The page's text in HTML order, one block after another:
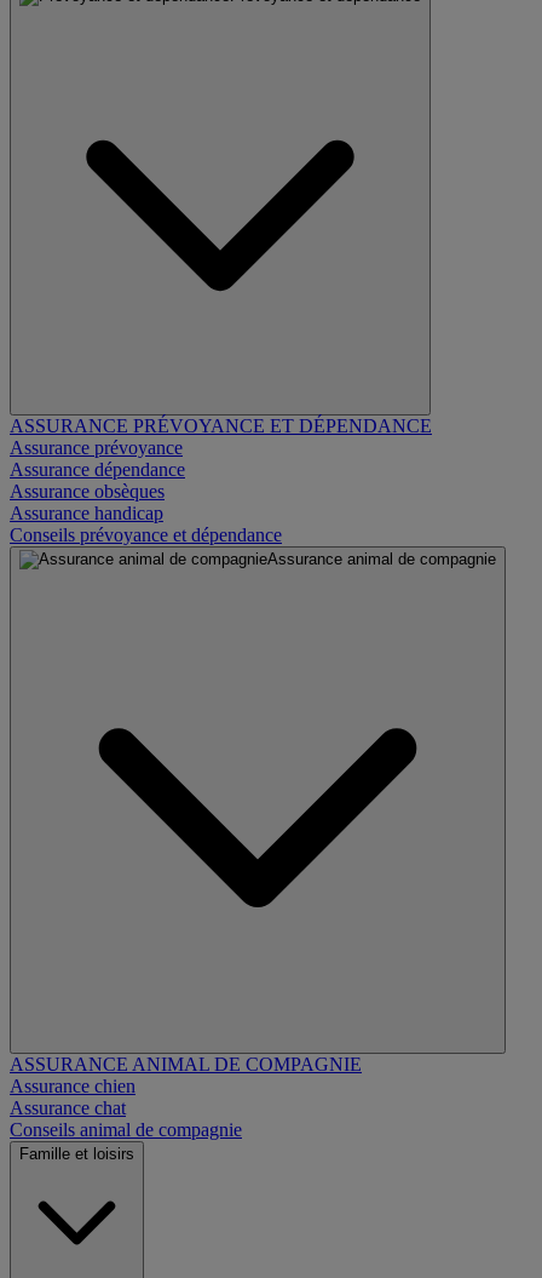
ASSURANCE PRÉVOYANCE ET DÉPENDANCE
Assurance prévoyance
Assurance dépendance
Assurance obsèques
Assurance handicap
Conseils prévoyance et dépendance
Assurance animal de compagnie
ASSURANCE ANIMAL DE COMPAGNIE
Assurance chien
Assurance chat
Conseils animal de compagnie
Famille et loisirs